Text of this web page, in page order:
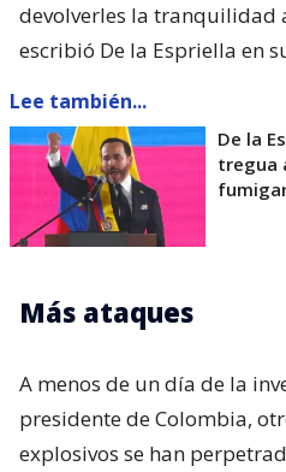
devolverles la tranquilidad
escribió De la Espriella en
Lee también...
De la
tregua
Más ataques
A menos de un día de la
presidente de Colombia,
explosivos se han